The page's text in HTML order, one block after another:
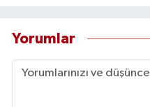
Yorumlar